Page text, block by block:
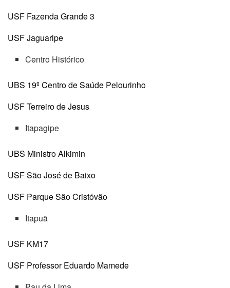
USF Fazenda Grande 3
USF Jaguaripe
Centro Histórico
UBS 19º Centro de Saúde Pelourinho
USF Terreiro de Jesus
Itapagipe
UBS Ministro Alkimin
USF São José de Baixo
USF Parque São Cristóvão
Itapuã
USF KM17
USF Professor Eduardo Mamede